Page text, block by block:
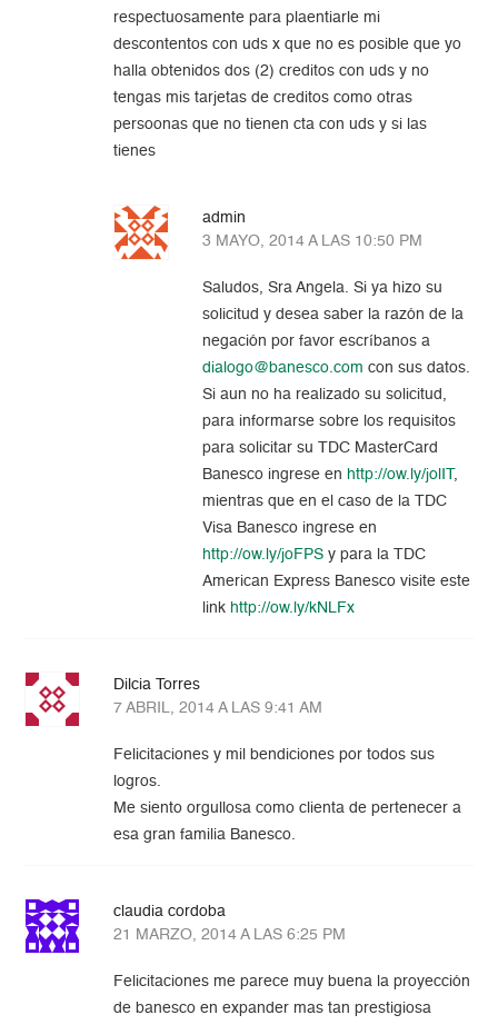
respectuosamente para plaentiarle mi
descontentos con uds x que no es posible que yo
halla obtenidos dos (2) creditos con uds y no
tengas mis tarjetas de creditos como otras
persoonas que no tienen cta con uds y si las
tienes
admin
3 MAYO, 2014 A LAS 10:50 PM
Saludos, Sra Angela. Si ya hizo su
solicitud y desea saber la razón de la
negación por favor escríbanos a
dialogo@banesco.com con sus datos.
Si aun no ha realizado su solicitud,
para informarse sobre los requisitos
para solicitar su TDC MasterCard
Banesco ingrese en http://ow.ly/jolIT ,
mientras que en el caso de la TDC
Visa Banesco ingrese en
http://ow.ly/joFPS y para la TDC
American Express Banesco visite este
link http://ow.ly/kNLFx
Dilcia Torres
7 ABRIL, 2014 A LAS 9:41 AM
Felicitaciones y mil bendiciones por todos sus
logros.
Me siento orgullosa como clienta de pertenecer a
esa gran familia Banesco.
claudia cordoba
21 MARZO, 2014 A LAS 6:25 PM
Felicitaciones me parece muy buena la proyección
de banesco en expander mas tan prestigiosa